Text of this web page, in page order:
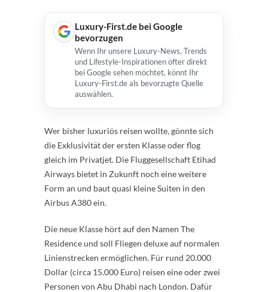
Luxury-First.de bei Google
bevorzugen
Wenn Ihr unsere Luxury-News, Trends
und Lifestyle-Inspirationen öfter direkt
bei Google sehen möchtet, könnt Ihr
Luxury-First.de als bevorzugte Quelle
auswählen.
Wer bisher luxuriös reisen wollte, gönnte sich
die Exklusivität der ersten Klasse oder flog
gleich im Privatjet. Die Fluggesellschaft Etihad
Airways bietet in Zukunft noch eine weitere
Form an und baut quasi kleine Suiten in den
Airbus A380 ein.
Die neue Klasse hört auf den Namen The
Residence und soll Fliegen deluxe auf normalen
Linienstrecken ermöglichen. Für rund 20.000
Dollar (circa 15.000 Euro) reisen eine oder zwei
Personen von Abu Dhabi nach London. Dafür